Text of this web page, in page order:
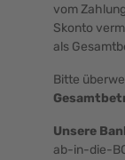
vom
Skonto
als
Bitte
Unsere
ab-in-die-